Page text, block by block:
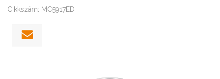
Cikkszám: MC5917ED